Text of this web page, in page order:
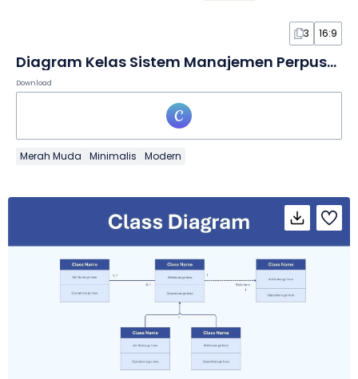
3 16:9
Diagram Kelas Sistem Manajemen Perpustakaan dalam Papan Tulis
Download
Merah Muda Minimalis Modern